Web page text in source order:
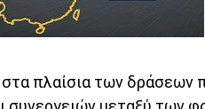
πλαίσια των δράσεων